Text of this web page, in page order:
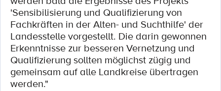
'Sensibilisierung und Qualifizierung von
Fachkräften in der Alten- und Suchthilfe' der
Landesstelle vorgestellt. Die darin gewonnen
Erkenntnisse zur besseren Vernetzung und
Qualifizierung sollten möglichst zügig und
gemeinsam auf alle Landkreise übertragen
werden."